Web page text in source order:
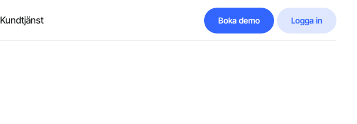
Kundtjänst Boka demo Logga in